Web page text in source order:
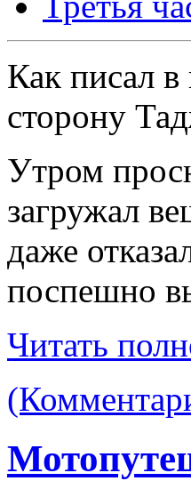
Как писал
сторону
Утром
загружал
даже
поспешно
Читать